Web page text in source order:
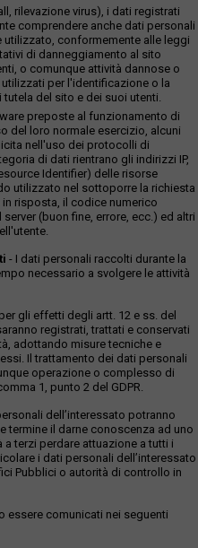
rilevazione virus), i dati registrati
comprendere anche dati personali
utilizzato, conformemente alle leggi
di danneggiamento al sito
o comunque attività dannose o
per l'identificazione o la
del sito e dei suoi utenti.
preposte al funzionamento di
del loro normale esercizio, alcuni
nell'uso dei protocolli di
di dati rientrano gli indirizzi IP,
Identifier) delle risorse
utilizzato nel sottoporre la richiesta
risposta, il codice numerico
(buon fine, errore, ecc.) ed altri
- I dati personali raccolti durante la
necessario a svolgere le attività
gli effetti degli artt. 12 e ss. del
registrati, trattati e conservati
adottando misure tecniche e
Il trattamento dei dati personali
operazione o complesso di
1, punto 2 del GDPR.
dell’interessato potranno
termine il darne conoscenza ad uno
terzi perdare attuazione a tutti i
i dati personali dell’interessato
Pubblici o autorità di controllo in
essere comunicati nei seguenti